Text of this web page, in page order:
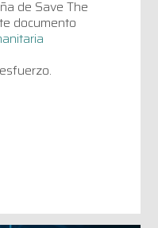
de Save The
documento